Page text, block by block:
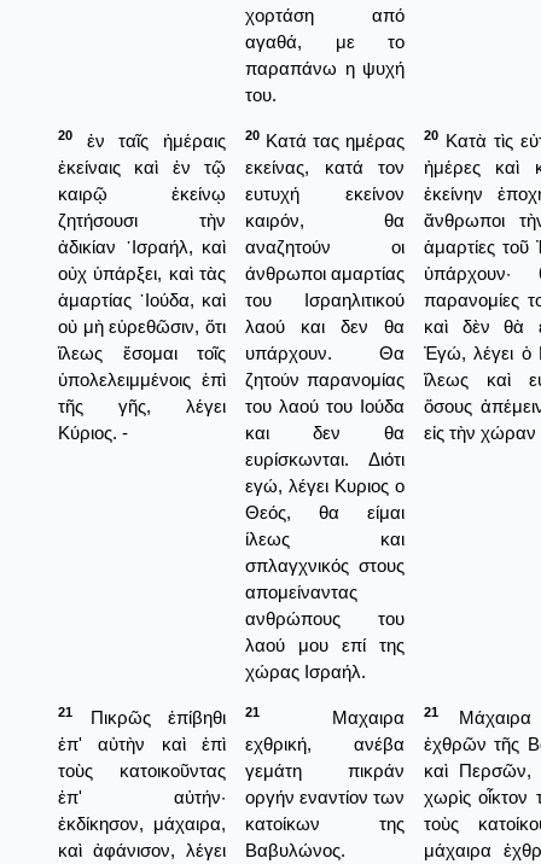
χορτάση από
αγαθά, με το
παραπάνω η ψυχή
του.
20
ἐν ταῖς ἡμέραις
ἐκείναις καὶ ἐν τῷ
καιρῷ ἐκείνῳ
ζητήσουσι τὴν
ἀδικίαν ᾿Ισραήλ, καὶ
οὐχ ὑπάρξει, καὶ τὰς
ἁμαρτίας ᾿Ιούδα, καὶ
οὐ μὴ εὑρεθῶσιν, ὅτι
ἵλεως ἔσομαι τοῖς
ὑπολελειμμένοις ἐπὶ
τῆς γῆς, λέγει
Κύριος. -
20 Κατά τας ημέρας
εκείνας, κατά τον
ευτυχή εκείνον
καιρόν, θα
αναζητούν οι
άνθρωποι αμαρτίας
του Ισραηλιτικού
λαού και δεν θα
υπάρχουν. Θα
ζητούν παρανομίας
του λαού του Ιούδα
και δεν θα
ευρίσκωνται. Διότι
εγώ, λέγει Κυριος ο
Θεός, θα είμαι
ίλεως και
σπλαγχνικός στους
απομείναντας
ανθρώπους του
λαού μου επί της
χώρας Ισραήλ.
20 Κατὰ τὶς
ἡμέρες καὶ
ἐκείνην
ἄνθρωποι
ἁμαρτίες τοῦ
παρανομίες
καὶ δὲν θὰ
Ἐγώ, λέγει ὁ
ἵλεως καὶ
ὅσους
εἰς τὴν
21
Πικρῶς ἐπίβηθι
ἐπ' αὐτὴν καὶ ἐπὶ
τοὺς κατοικοῦντας
ἐπ' αὐτήν·
ἐκδίκησον, μάχαιρα,
καὶ ἀφάνισον, λέγει
21
Μαχαιρα
εχθρική, ανέβα
γεμάτη πικράν
οργήν εναντίον των
κατοίκων της
Βαβυλώνος.
21
Μάχαιρα
ἐχθρῶν τῆς
καὶ Περσῶν,
χωρὶς
τοὺς
μάχαιρα